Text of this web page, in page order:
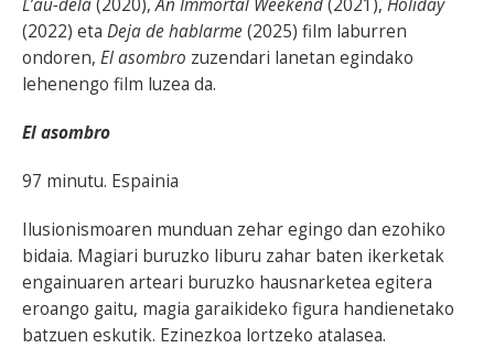
(2022) eta Deja de hablarme(2025) film laburren
ondoren, El asombro zuzendari lanetan egindako
lehenengo film luzea da.
El asombro
97 minutu. Espainia
Ilusionismoaren munduan zehar egingo dan ezohiko
bidaia. Magiari buruzko liburu zahar baten ikerketak
engainuaren arteari buruzko hausnarketea egitera
eroango gaitu, magia garaikideko figura handienetako
batzuen eskutik. Ezinezkoa lortzeko atalasea.